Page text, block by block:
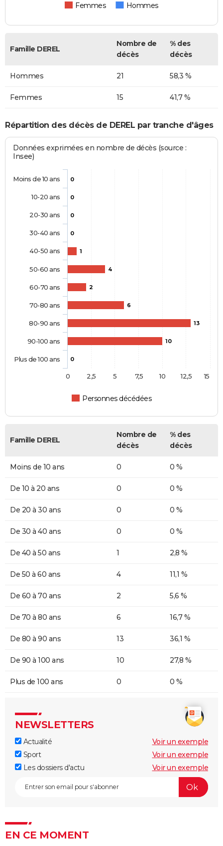
Femmes Hommes
Famille DEREL
Nombre de
décès
% des
décès
Hommes 21 58,3 %
Femmes 15 41,7 %
Répartition des décès de DEREL par tranche d'âges
Données exprimées en nombre de décès (source :
Insee)
0
0
0
0
1
4
2
6
13
10
0
Personnes décédées
Moins de 10 ans
10-20 ans
20-30 ans
30-40 ans
40-50 ans
50-60 ans
60-70 ans
70-80 ans
80-90 ans
90-100 ans
Plus de 100 ans
0 2,5 5 7,5 10 12,5 15
Famille DEREL
Nombre de
décès
% des
décès
Moins de 10 ans 0 0 %
De 10 à 20 ans 0 0 %
De 20 à 30 ans 0 0 %
De 30 à 40 ans 0 0 %
De 40 à 50 ans 1 2,8 %
De 50 à 60 ans 4 11,1 %
De 60 à 70 ans 2 5,6 %
De 70 à 80 ans 6 16,7 %
De 80 à 90 ans 13 36,1 %
De 90 à 100 ans 10 27,8 %
Plus de 100 ans 0 0 %
NEWSLETTERS
Actualité
Voir un exemple
Sport
Voir un exemple
Les dossiers d'actu
Voir un exemple
EN CE MOMENT